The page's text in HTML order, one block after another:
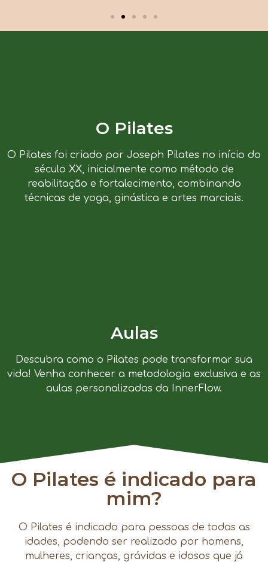
O Pilates
O Pilates foi criado por Joseph Pilates no início do
século XX, inicialmente como método de
reabilitação e fortalecimento, combinando
técnicas de yoga, ginástica e artes marciais.
Aulas
Descubra como o Pilates pode transformar sua
vida! Venha conhecer a metodologia exclusiva e as
aulas personalizadas da InnerFlow.
O Pilates é indicado para
mim?
O Pilates é indicado para pessoas de todas as
idades, podendo ser realizado por homens,
mulheres, crianças, grávidas e idosos que já